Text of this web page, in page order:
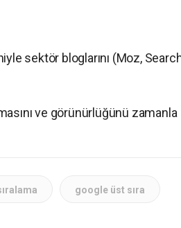
sektör bloglarını (Moz,
ve görünürlüğünü zamanla
google üst sıra